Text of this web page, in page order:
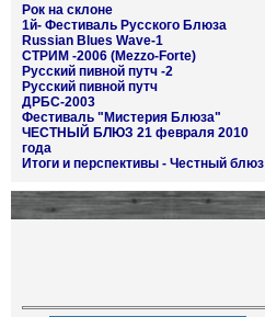
Рок на склоне
1й- Фестиваль Русского Блюза
Russian Blues Wave-1
СТРИМ -2006 (Mezzo-Forte)
Русский пивной путч -2
Русский пивной путч
ДРБС-2003
Фестиваль "Мистерия Блюза"
ЧЕСТНЫЙ БЛЮЗ 21 февраля 2010
года
Итоги и перспективы - Честный блюз